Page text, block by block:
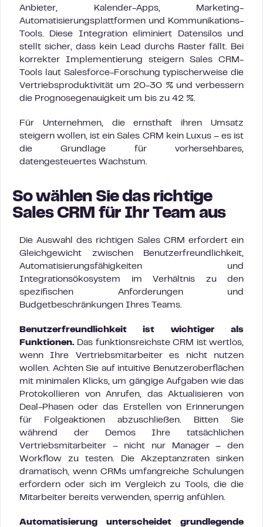
Anbieter, Kalender-Apps, Marketing-
Automatisierungsplattformen und Kommunikations-
Tools. Diese Integration eliminiert Datensilos und
stellt sicher, dass kein Lead durchs Raster fällt. Bei
korrekter Implementierung steigern Sales CRM-
Tools laut Salesforce-Forschung typischerweise die
Vertriebsproduktivität um 20-30 % und verbessern
die Prognosegenauigkeit um bis zu 42 %.
Für Unternehmen, die ernsthaft ihren Umsatz
steigern wollen, ist ein Sales CRM kein Luxus – es ist
die Grundlage für vorhersehbares,
datengesteuertes Wachstum.
So wählen Sie das richtige
Sales CRM für Ihr Team aus
Die Auswahl des richtigen Sales CRM erfordert ein
Gleichgewicht zwischen Benutzerfreundlichkeit,
Automatisierungsfähigkeiten und
Integrationsökosystem im Verhältnis zu den
spezifischen Anforderungen und
Budgetbeschränkungen Ihres Teams.
Benutzerfreundlichkeit ist wichtiger als
Funktionen. Das funktionsreichste CRM ist wertlos,
wenn Ihre Vertriebsmitarbeiter es nicht nutzen
wollen. Achten Sie auf intuitive Benutzeroberflächen
mit minimalen Klicks, um gängige Aufgaben wie das
Protokollieren von Anrufen, das Aktualisieren von
Deal-Phasen oder das Erstellen von Erinnerungen
für Folgeaktionen abzuschließen. Bitten Sie
während der Demos Ihre tatsächlichen
Vertriebsmitarbeiter – nicht nur Manager – den
Workflow zu testen. Die Akzeptanzraten sinken
dramatisch, wenn CRMs umfangreiche Schulungen
erfordern oder sich im Vergleich zu Tools, die die
Mitarbeiter bereits verwenden, sperrig anfühlen.
Automatisierung unterscheidet grundlegende